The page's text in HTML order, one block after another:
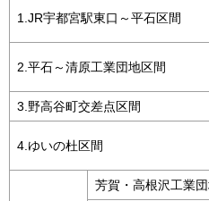
1.JR宇都宮駅東口～平石区間
2.平石～清原工業団地区間
3.野高谷町交差点区間
4.ゆいの杜区間
芳賀・高根沢工業